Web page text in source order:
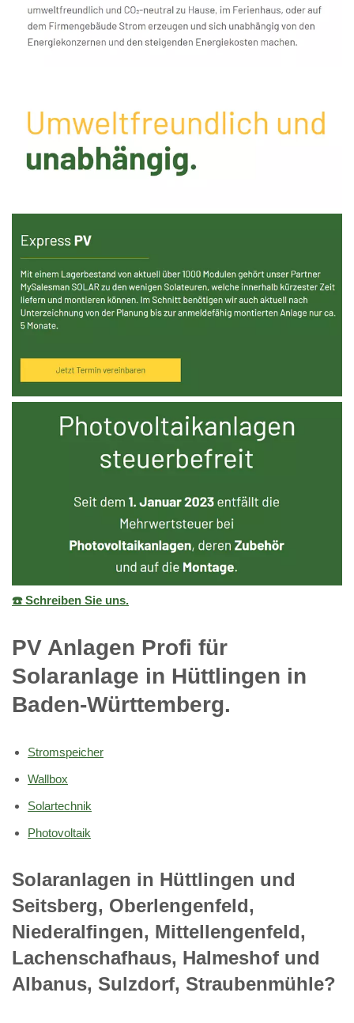
☎️ Schreiben Sie uns.
PV Anlagen Profi für
Solaranlage in Hüttlingen in
Baden-Württemberg.
Stromspeicher
Wallbox
Solartechnik
Photovoltaik
Solaranlagen in Hüttlingen und
Seitsberg, Oberlengenfeld,
Niederalfingen, Mittellengenfeld,
Lachenschafhaus, Halmeshof und
Albanus, Sulzdorf, Straubenmühle?